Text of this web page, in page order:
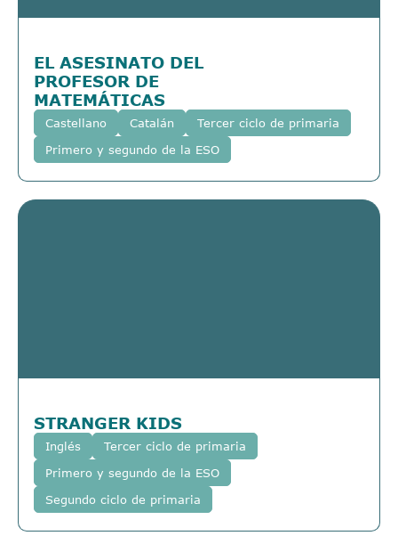
EL ASESINATO DEL
PROFESOR DE
MATEMÁTICAS
Castellano Catalán
Tercer ciclo de primaria
Primero y segundo de la ESO
STRANGER KIDS
Inglés
Tercer ciclo de primaria
Primero y segundo de la ESO
Segundo ciclo de primaria